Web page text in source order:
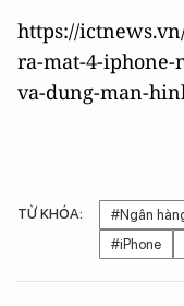
https://
ra-mat-4-iphone-
va-dung-man-
TỪ KHÓA: #Ngân
#iPhone